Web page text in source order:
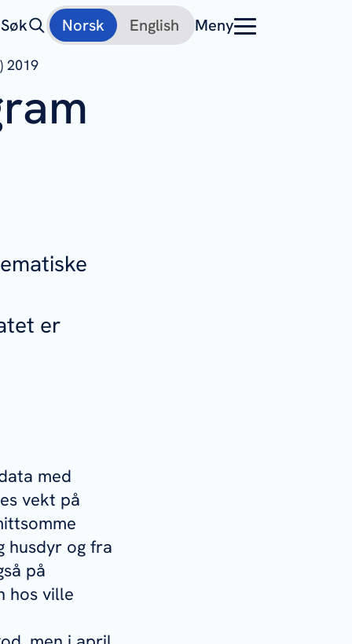
Søk Norsk English Meny
2019
er
med
vekt på
husdyr og fra
på
hos ville